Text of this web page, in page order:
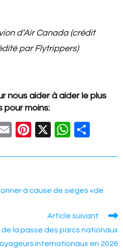
d’Air Canada (crédit
par Flytrippers)
nous aider à aider le plus
pour moins:
E
ail
Pi
er
st
X
W
at
A
p
ar
à cause de sièges «de
Article suivant
la passe des parcs nationaux
internationaux en 2026